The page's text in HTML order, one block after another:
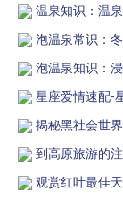
温泉知识：温
泡温泉常识：
泡温泉知识：
星座爱情速配-
揭秘黑社会世
到高原旅游的
观赏红叶最佳